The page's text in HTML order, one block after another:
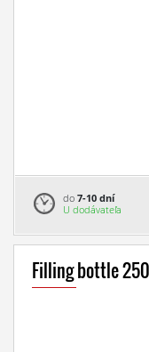
do 7-10 dní
U dodávateľa
Filling bottle 250